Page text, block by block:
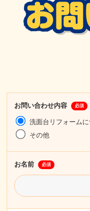
お問い合わせ内容 必須
洗面台リフォーム
その他
お名前 必須